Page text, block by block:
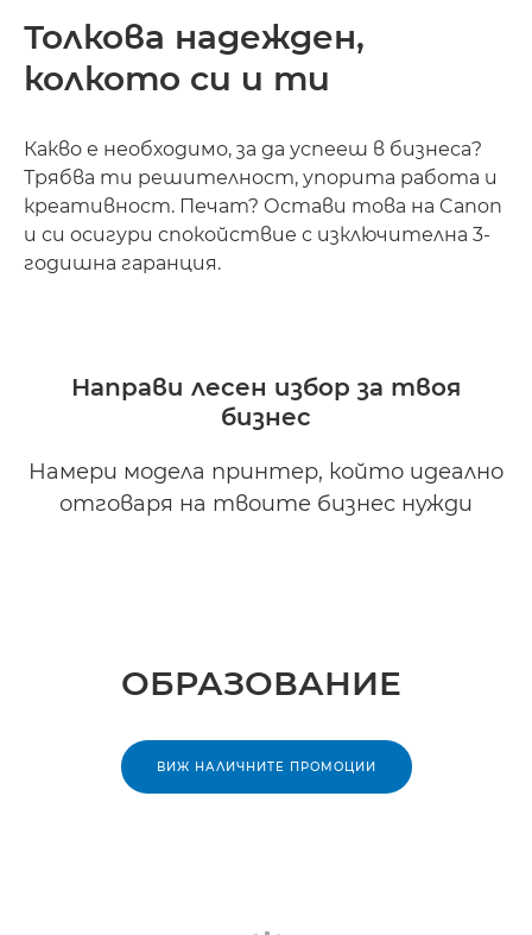
Толкова надежден,
колкото си и ти
Какво е необходимо, за да успееш в бизнеса?
Трябва ти решителност, упорита работа и
креативност. Печат? Остави това на Canon
и си осигури спокойствие с изключителна 3-
годишна гаранция.
Направи лесен избор за твоя
бизнес
Намери модела принтер, който идеално
отговаря на твоите бизнес нужди
ОБРАЗОВАНИЕ
ВИЖ НАЛИЧНИТЕ ПРОМОЦИИ